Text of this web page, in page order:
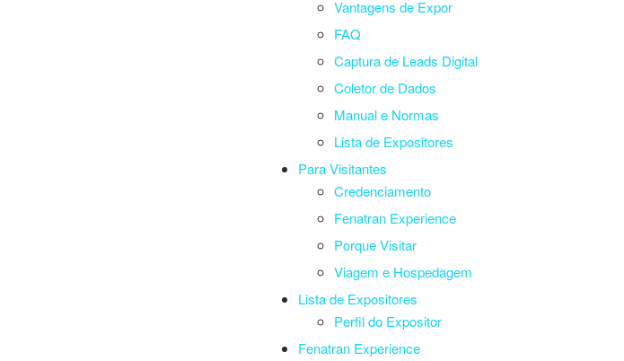
Vantagens de Expor
FAQ
Captura de Leads Digital
Coletor de Dados
Manual e Normas
Lista de Expositores
Para Visitantes
Credenciamento
Fenatran Experience
Porque Visitar
Viagem e Hospedagem
Lista de Expositores
Perfil do Expositor
Fenatran Experience